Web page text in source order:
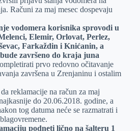
Računi za maj mesec dospevaju
vodomera korisnika sprovodi u
Elemir, Orlovat, Perlez,
Farkaždin i Knićanin, a
završeno do kraja juna
prvo redovno očitavanje
završena u Zrenjaninu i ostalim
reklamacije na račun za maj
do 20.06.2018. godine, a
tog datuma neće se razmatrati i
podneti lično na šalteru 1